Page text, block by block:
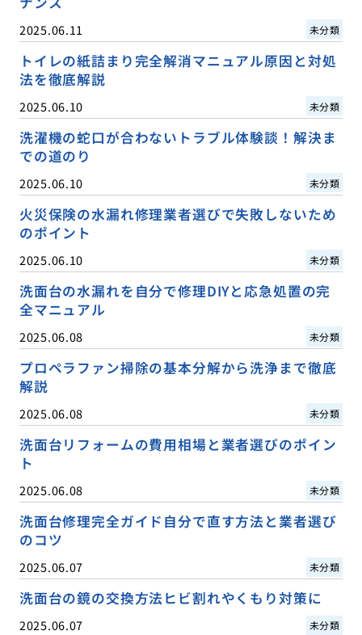
2025.06.11 未分類
トイレの紙詰まり完全解消マニュアル原因と対処
法を徹底解説
2025.06.10 未分類
洗濯機の蛇口が合わないトラブル体験談！解決ま
での道のり
2025.06.10 未分類
火災保険の水漏れ修理業者選びで失敗しないため
のポイント
2025.06.10 未分類
洗面台の水漏れを自分で修理DIYと応急処置の完
全マニュアル
2025.06.08 未分類
プロペラファン掃除の基本分解から洗浄まで徹底
解説
2025.06.08 未分類
洗面台リフォームの費用相場と業者選びのポイン
ト
2025.06.08 未分類
洗面台修理完全ガイド自分で直す方法と業者選び
のコツ
2025.06.07 未分類
洗面台の鏡の交換方法ヒビ割れやくもり対策に
2025.06.07 未分類